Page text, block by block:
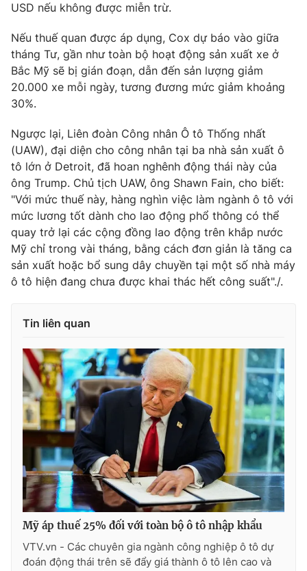
USD nếu không được miễn trừ.
Nếu thuế quan được áp dụng, Cox dự báo vào giữa
tháng Tư, gần như toàn bộ hoạt động sản xuất xe ở
Bắc Mỹ sẽ bị gián đoạn, dẫn đến sản lượng giảm
20.000 xe mỗi ngày, tương đương mức giảm khoảng
30%.
Ngược lại, Liên đoàn Công nhân Ô tô Thống nhất
(UAW), đại diện cho công nhân tại ba nhà sản xuất ô
tô lớn ở Detroit, đã hoan nghênh động thái này của
ông Trump. Chủ tịch UAW, ông Shawn Fain, cho biết:
"Với mức thuế này, hàng nghìn việc làm ngành ô tô với
mức lương tốt dành cho lao động phổ thông có thể
quay trở lại các cộng đồng lao động trên khắp nước
Mỹ chỉ trong vài tháng, bằng cách đơn giản là tăng ca
sản xuất hoặc bổ sung dây chuyền tại một số nhà máy
ô tô hiện đang chưa được khai thác hết công suất"./.
Tin liên quan
Mỹ áp thuế 25% đối với toàn bộ ô tô nhập khẩu
VTV.vn - Các chuyên gia ngành công nghiệp ô tô dự
đoán động thái trên sẽ đẩy giá thành ô tô lên cao và